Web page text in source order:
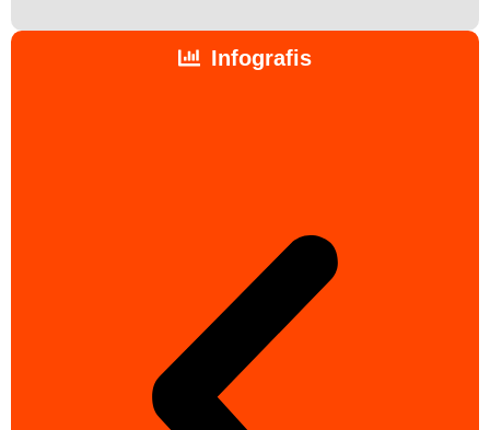
Infografis